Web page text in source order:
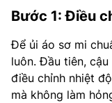
Bước 1: Điều
Để ủi áo sơ mi
luôn. Đầu tiên,
điều chỉnh nhiệt
mà không làm